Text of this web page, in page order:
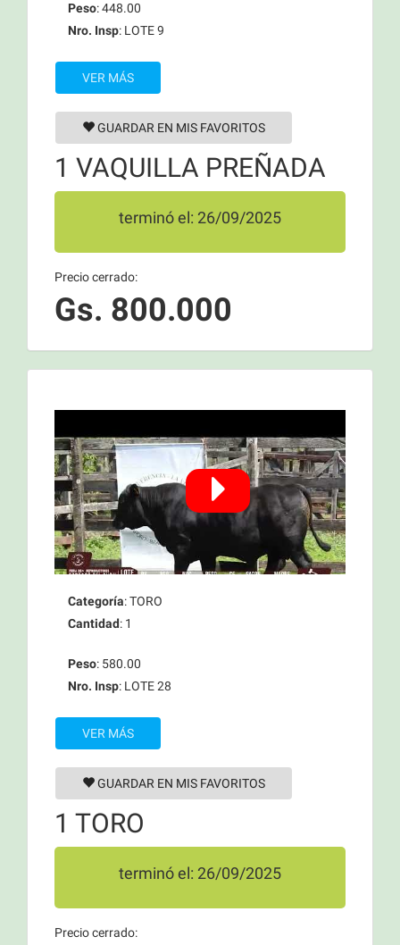
Peso: 448.00
Nro. Insp: LOTE 9
VER MÁS
GUARDAR EN MIS FAVORITOS
1 VAQUILLA PREÑADA
terminó el: 26/09/2025
Precio cerrado:
Gs. 800.000
Categoría: TORO
Cantidad: 1
Peso: 580.00
Nro. Insp: LOTE 28
VER MÁS
GUARDAR EN MIS FAVORITOS
1 TORO
terminó el: 26/09/2025
Precio cerrado: